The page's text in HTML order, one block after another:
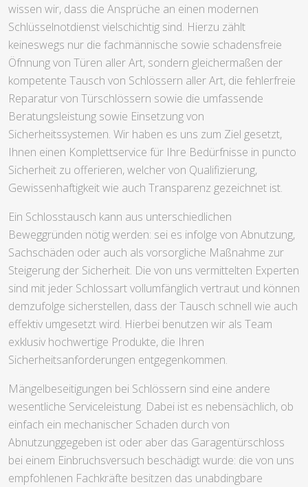
wissen wir, dass die Ansprüche an einen modernen
Schlüsselnotdienst vielschichtig sind. Hierzu zählt
keineswegs nur die fachmännische sowie schadensfreie
Öfnnung von Türen aller Art, sondern gleichermaßen der
kompetente Tausch von Schlössern aller Art, die fehlerfreie
Reparatur von Türschlössern sowie die umfassende
Beratungsleistung sowie Einsetzung von
Sicherheitssystemen. Wir haben es uns zum Ziel gesetzt,
Ihnen einen Komplettservice für Ihre Bedürfnisse in puncto
Sicherheit zu offerieren, welcher von Qualifizierung,
Gewissenhaftigkeit wie auch Transparenz gezeichnet ist.
Ein Schlosstausch kann aus unterschiedlichen
Beweggründen nötig werden: sei es infolge von Abnutzung,
Sachschäden oder auch als vorsorgliche Maßnahme zur
Steigerung der Sicherheit. Die von uns vermittelten Experten
sind mit jeder Schlossart vollumfänglich vertraut und können
demzufolge sicherstellen, dass der Tausch schnell wie auch
effektiv umgesetzt wird. Hierbei benutzen wir als Team
exklusiv hochwertige Produkte, die Ihren
Sicherheitsanforderungen entgegenkommen.
Mängelbeseitigungen bei Schlössern sind eine andere
wesentliche Serviceleistung. Dabei ist es nebensächlich, ob
einfach ein mechanischer Schaden durch von
Abnutzunggegeben ist oder aber das Garagentürschloss
bei einem Einbruchsversuch beschädigt wurde: die von uns
empfohlenen Fachkräfte besitzen das unabdingbare